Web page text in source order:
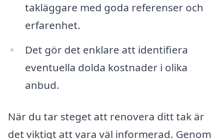
takläggare med goda referenser och
erfarenhet.
Det gör det enklare att identifiera
eventuella dolda kostnader i olika
anbud.
När du tar steget att renovera ditt tak är
det viktigt att vara väl informerad. Genom